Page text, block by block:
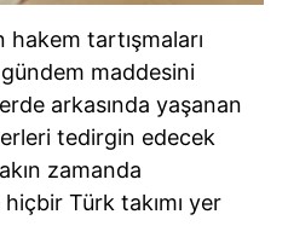
tartışmaları
maddesini
arkasında yaşanan
tedirgin edecek
zamanda
Türk takımı yer